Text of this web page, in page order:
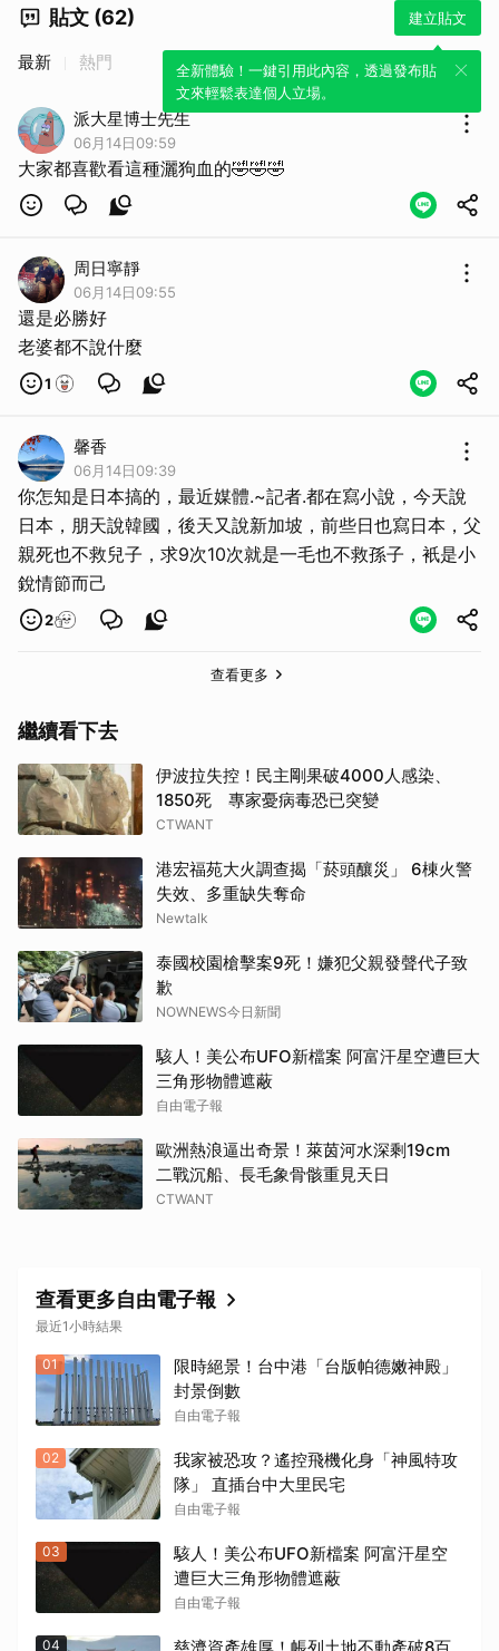
貼文 (62) 建立貼文
全新體驗！一鍵引用此內容，透過發布貼
文來輕鬆表達個人立場。
最新 熱門
派大星博士先生
06月14日09:59
大家都喜歡看這種灑狗血的🤣🤣🤣
周日寧靜
06月14日09:55
還是必勝好
老婆都不說什麼
1
馨香
06月14日09:39
你怎知是日本搞的，最近媒體.~記者.都在寫小說，今天說
日本，朋天說韓國，後天又說新加坡，前些日也寫日本，父
親死也不救兒子，求9次10次就是一毛也不救孫子，衹是小
銳情節而己
2
查看更多
繼續看下去
伊波拉失控！民主剛果破4000人感染、
1850死 專家憂病毒恐已突變
CTWANT
港宏福苑大火調查揭「菸頭釀災」 6棟火警
失效、多重缺失奪命
Newtalk
泰國校園槍擊案9死！嫌犯父親發聲代子致
歉
NOWNEWS今日新聞
駭人！美公布UFO新檔案 阿富汗星空遭巨大
三角形物體遮蔽
自由電子報
歐洲熱浪逼出奇景！萊茵河水深剩19cm
二戰沉船、長毛象骨骸重見天日
CTWANT
查看更多自由電子報
最近1小時結果
01
限時絕景！台中港「台版帕德嫩神殿」
封景倒數
自由電子報
02
我家被恐攻？遙控飛機化身「神風特攻
隊」 直插台中大里民宅
自由電子報
03
駭人！美公布UFO新檔案 阿富汗星空
遭巨大三角形物體遮蔽
自由電子報
04
取消